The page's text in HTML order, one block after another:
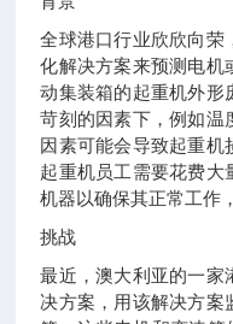
全球港口行业欣欣向荣
化解决方案来预测电机
动集装箱的起重机外形
苛刻的因素下，例如温
因素可能会导致起重机
起重机员工需要花费大
机器以确保其正常工作
挑战
最近，澳大利亚的一家
决方案，用该解决方案